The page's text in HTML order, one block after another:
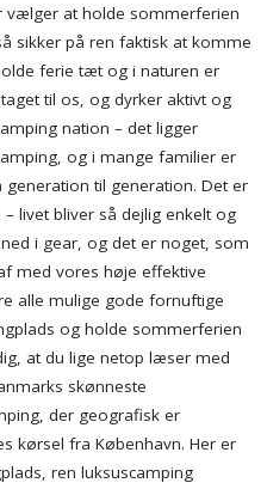
vælger at holde sommerferien
sikker på ren faktisk at komme
ferie tæt og i naturen er
til os, og dyrker aktivt og
nation – det ligger
og i mange familier er
til generation. Det er
livet bliver så dejlig enkelt og
i gear, og det er noget, som
med vores høje effektive
alle mulige gode fornuftige
og holde sommerferien
at du lige netop læser med
skønneste
der geografisk er
kørsel fra København. Her er
ren luksuscamping